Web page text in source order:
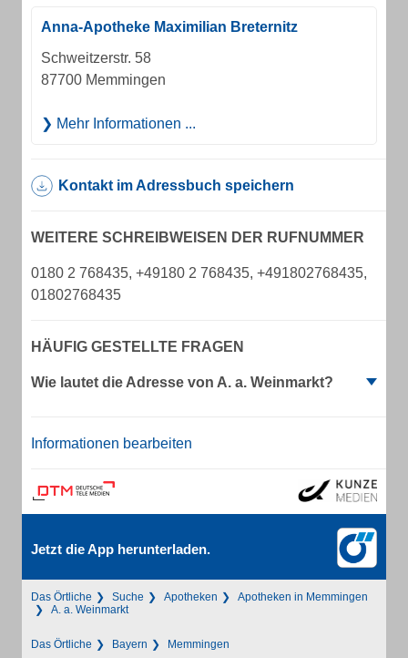
Anna-Apotheke Maximilian Breternitz
Schweitzerstr. 58
87700 Memmingen
Mehr Informationen ...
Kontakt im Adressbuch speichern
WEITERE SCHREIBWEISEN DER RUFNUMMER
0180 2 768435, +49180 2 768435, +491802768435,
01802768435
HÄUFIG GESTELLTE FRAGEN
Wie lautet die Adresse von A. a. Weinmarkt?
Informationen bearbeiten
Jetzt die App herunterladen.
Das Örtliche Suche Apotheken
Apotheken in Memmingen
A. a. Weinmarkt
Das Örtliche Bayern Memmingen